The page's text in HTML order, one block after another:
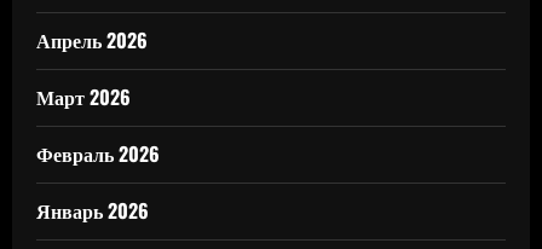
Апрель 2026
Март 2026
Февраль 2026
Январь 2026